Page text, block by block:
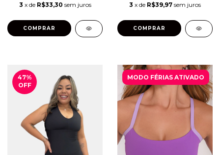
3 x de R$33,30 sem juros
COMPRAR
3 x de R$39,97 sem juros
COMPRAR
47%
OFF
MODO FÉRIAS ATIVADO